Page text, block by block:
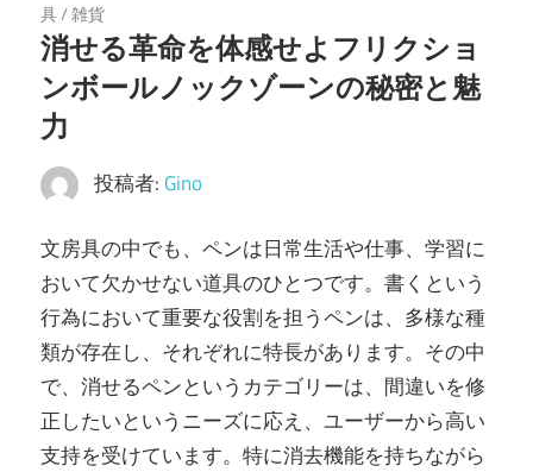
具/雑貨
消せる革命を体感せよフリクショ
ンボールノックゾーンの秘密と魅
力
投稿者: Gino
文房具の中でも、ペンは日常生活や仕事、学習に
おいて欠かせない道具のひとつです。 書くという
行為において重要な役割を担うペンは、多様な種
類が存在し、それぞれに特長があります。その中
で、消せるペンというカテゴリーは、間違いを修
正したいというニーズに応え、ユーザーから高い
支持を受けています。特に消去機能を持ちながら